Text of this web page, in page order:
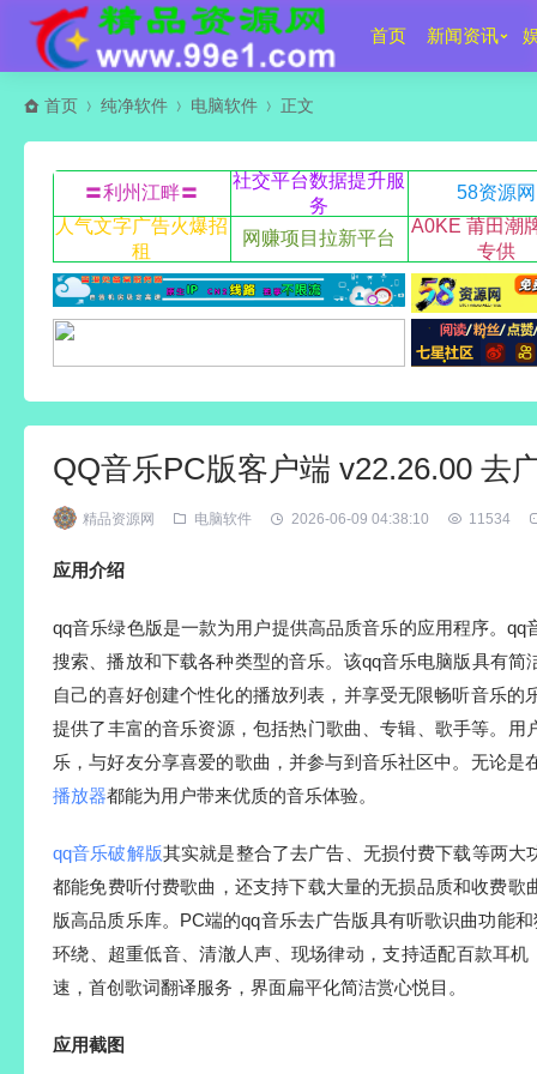
首页 新闻资讯
首页 纯净软件 电脑软件 正文
〓利州江畔〓
社交平台数据提升服
务
58资源网
人气文字广告火爆招
租
网赚项目拉新平台
A0KE 莆田潮
专供
QQ音乐PC版客户端 v22.26.00 去
精品资源网 电脑软件 2026-06-09 04:38:10 11534
应用介绍
qq音乐绿色版是一款为用户提供高品质音乐的应用程序。qq
搜索、播放和下载各种类型的音乐。该qq音乐电脑版具有简
自己的喜好创建个性化的播放列表，并享受无限畅听音乐的
提供了丰富的音乐资源，包括热门歌曲、专辑、歌手等。用
乐，与好友分享喜爱的歌曲，并参与到音乐社区中。无论是
播放器都能为用户带来优质的音乐体验。
qq音乐破解版其实就是整合了去广告、无损付费下载等两大
都能免费听付费歌曲，还支持下载大量的无损品质和收费歌
版高品质乐库。PC端的qq音乐去广告版具有听歌识曲功能
环绕、超重低音、清澈人声、现场律动，支持适配百款耳机
速，首创歌词翻译服务，界面扁平化简洁赏心悦目。
应用截图